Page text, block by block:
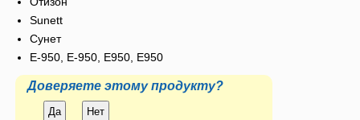
Sunett
Сунет
E-950, Е-950, Е950, E950
Доверяете этому продукту?
Да Нет